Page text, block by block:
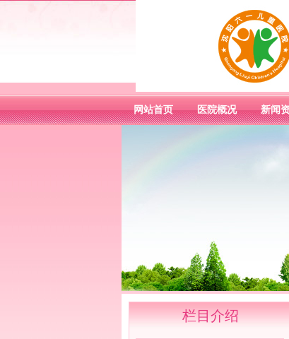
网站首页 医院概况 新闻
栏目介绍